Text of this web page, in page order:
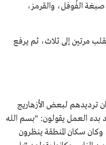
الفُوفل، والقرمز،
مرتين إلى ثلاث، ثم يرفع
ترديدهم لبعض الأزهاريج
بدء العمل يقولون: "بسم الله
وكان سكان المنطقة ينظرون